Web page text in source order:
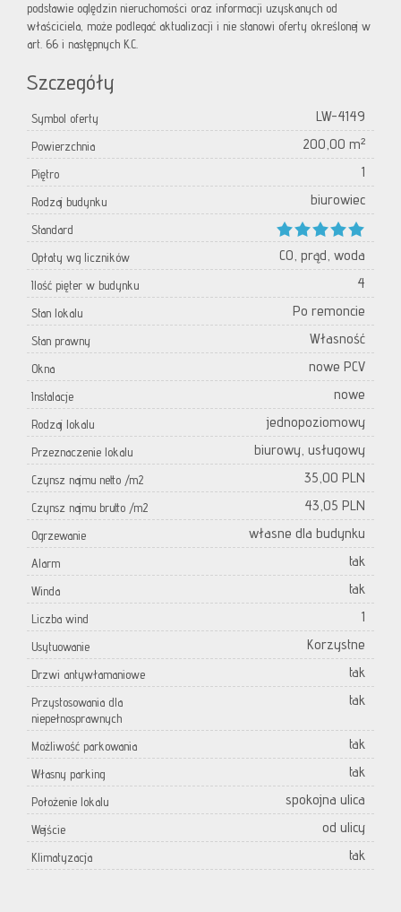
podstawie oględzin nieruchomości oraz informacji uzyskanych od
właściciela, może podlegać aktualizacji i nie stanowi oferty określonej w
art. 66 i następnych K.C.
Szczegóły
Symbol oferty LW-4149
Powierzchnia 200,00 m²
Piętro 1
Rodzaj budynku biurowiec
Standard
Opłaty wg liczników
CO, prąd, woda
Ilość pięter w budynku 4
Stan lokalu Po remoncie
Stan prawny Własność
Okna nowe PCV
Instalacje nowe
Rodzaj lokalu jednopoziomowy
Przeznaczenie lokalu biurowy, usługowy
Czynsz najmu netto /m2 35,00 PLN
Czynsz najmu brutto /m2 43,05 PLN
Ogrzewanie własne dla budynku
Alarm tak
Winda tak
Liczba wind 1
Usytuowanie Korzystne
Drzwi antywłamaniowe tak
Przystosowania dla
niepełnosprawnych
tak
Możliwość parkowania tak
Własny parking tak
Położenie lokalu spokojna ulica
Wejście od ulicy
Klimatyzacja tak